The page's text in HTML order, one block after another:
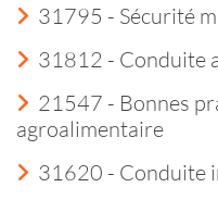
31795 - Sécurité
31812 - Conduite
21547 - Bonnes
agroalimentaire
31620 - Conduite